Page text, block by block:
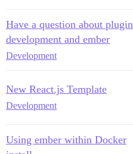
Have a question about plugin
development and ember
Development
New React.js Template
Development
Using ember within Docker